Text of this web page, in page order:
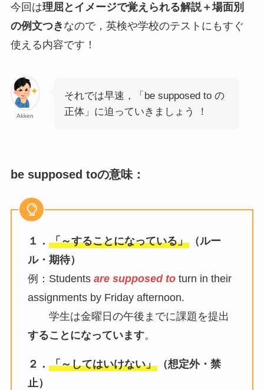
今回は理屈とイメージで覚えられる解説＋場面別
の例文つき なので，英検や学校のテストにもすぐ
使える内容です！
Akken
それでは早速，「be supposed to の
正体」に迫っていきましょう ！
be supposed toの意味：
１． 「～することになっている」（ルー
ル・期待）
例：Students are supposed toturn in their
assignments by Friday afternoon.
学生は金曜日の午後までに課題を提出
することになっています。
２． 「～してはいけない」（想定外・禁
止）